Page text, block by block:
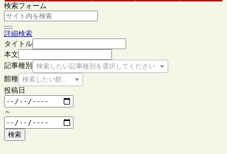
検索フォーム
詳細検索
タイトル
本文
記事種別
検索したい記事種別を選択してください
館種 検索したい館種を選択してください
投稿日
～
検索